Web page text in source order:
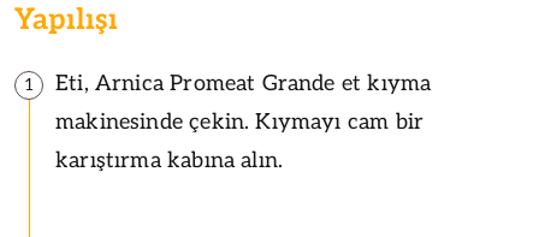
Yapılışı
1
Eti, Arnica Promeat Grande et kıyma
makinesinde çekin. Kıymayı cam bir
karıştırma kabına alın.